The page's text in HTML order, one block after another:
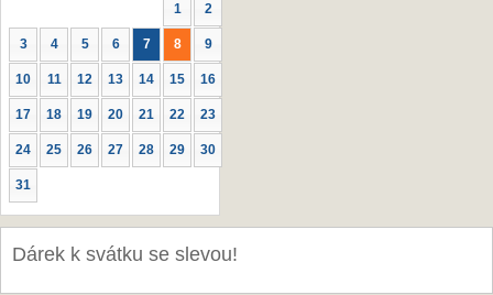
1 2
3 4 5 6 7 8 9
10 11 12 13 14 15 16
17 18 19 20 21 22 23
24 25 26 27 28 29 30
31
Dárek k svátku se slevou!